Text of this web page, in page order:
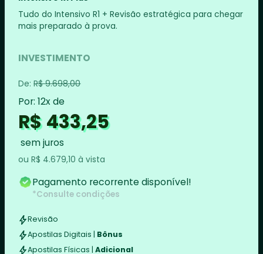
Tudo do Intensivo R1 + Revisão estratégica para chegar
mais preparado à prova.
INVESTIMENTO
De:R$ 9.698,00
Por: 12x de
R$ 433,25
sem juros
ouR$ 4.679,10 à vista
Pagamento recorrente disponível!
*Consulte condições
Revisão
Apostilas Digitais | Bônus
Apostilas Físicas |Adicional